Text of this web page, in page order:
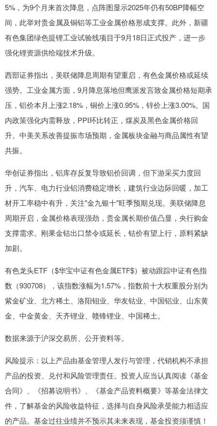
5%，为9个月来首次降息，点阵图显示2025年仍有50BP降幅空
间，此举对贵金属及铜铝等工业金属价格形成支撑。此外，新疆
有色集团绿色提锂工业试验线项目于9月18日正式投产，进一步
强化锂资源供给端技术升级。
西部证券指出，美联储降息周期有望重启，有色金属价格或延续
强势。工业金属方面，9月降息落地但鹰派发言致金属价格短期承
压，铝价本月上涨2.18%，铜价上涨0.95%，锌价上涨3.00%。国
内政策强化内需释放，PPI环比转正，煤炭及黑色金属价格回
升。中美关系改善提振市场预期，金属板块金融与商品属性有望
共振。
华创证券指出，铝库存反复导致铝价回调，但下游采买力度回
升，汽车、电力行业铝消费稳定增长，建筑行业边际回暖，加工
材开工率稳中有升，关注"金九银十"旺季预期兑现。美联储降息
周期开启，金属价格表现强劲，贵金属长期价值凸显，央行购金
支撑需求。刚果金钴出口禁令或延长，钴价有望上行，原料紧缺
加剧。
有色龙头ETF（$华宝中证有色金属ETF$）被动跟踪中证有色指
数（930708），该指数涨幅为1.57%，指数前十大权重股分别为
紫金矿业、北方稀土、洛阳钼业、华友钴业、中国铝业、山东黄
金、中金黄金、天齐锂业、赣锋锂业、中国稀土。
数据来源于沪深交易所、公开资料等。
风险提示：以上产品由基金管理人发行与管理，代销机构不承担
产品的投资、兑付和风险管理责任。投资人应当认真阅读《基金
合同》、《招募说明书》、《基金产品资料概要》等基金法律文
件，了解基金的风险收益特征，选择与自身风险承受能力相适应
的产品。基金过往业绩并不预示其未来表现，基金投资须谨慎！